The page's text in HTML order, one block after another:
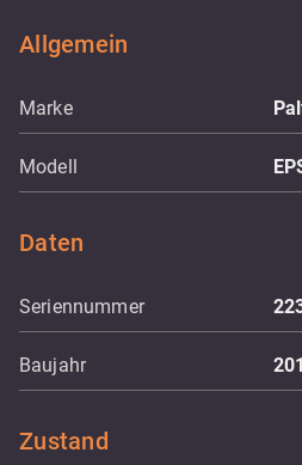
Allgemein
Marke
Modell
Daten
Seriennummer
Baujahr
Zustand